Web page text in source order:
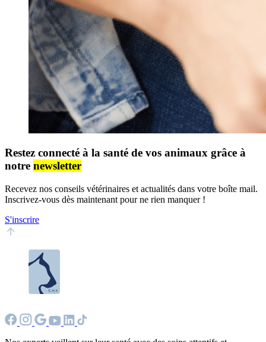
Restez connecté à la santé de vos animaux grâce à
notre newsletter
Recevez nos conseils vétérinaires et actualités dans votre boîte mail.
Inscrivez-vous dès maintenant pour ne rien manquer !
S'inscrire